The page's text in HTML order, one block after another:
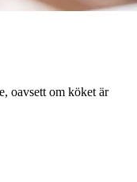
oavsett om köket är